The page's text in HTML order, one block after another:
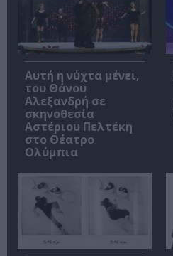
Αυτή η νύχτα μένει,
του Θάνου
Αλεξανδρή σε
σκηνοθεσία
Αστέριου Πελτέκη
στο Θέατρο
Ολύμπια